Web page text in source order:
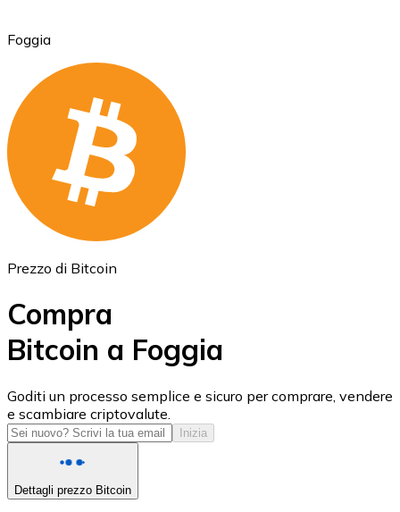
Ethereum
ETH
USD Coin
USDC
Foggia
Prezzo di Bitcoin
Compra
Bitcoin a Foggia
Goditi un processo semplice e sicuro per comprare, vendere
e scambiare criptovalute.
Inizia
Dettagli prezzo Bitcoin